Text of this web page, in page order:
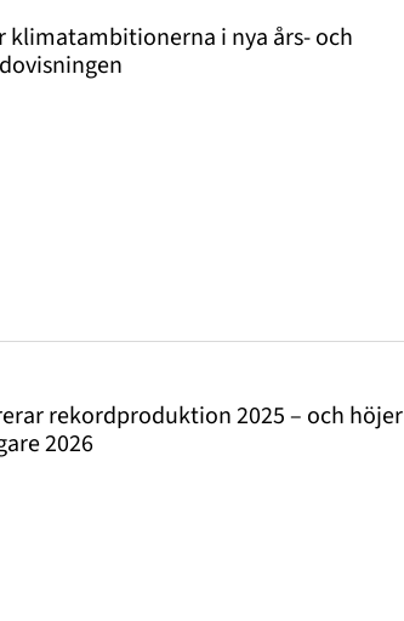
klimatambitionerna i nya års- och
rekordproduktion 2025 – och höjer
2026